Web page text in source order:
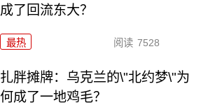
成了回流东大？
最热 阅读 7528
扎胖摊牌：乌克兰的\"北约梦\"为
何成了一地鸡毛？